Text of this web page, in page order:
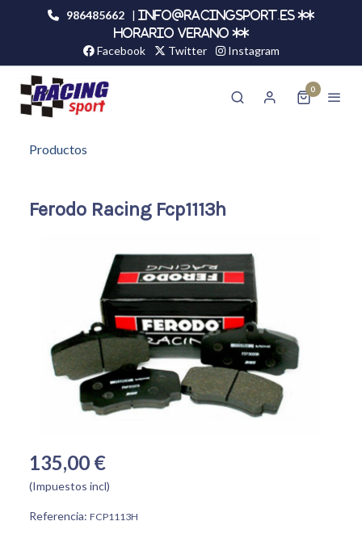
986485662 |
info@racingsport.es **
HORARIO VERANO **
Facebook Twitter Instagram
0
Productos
Ferodo Racing Fcp1113h
135,00 €
(Impuestos incl)
Referencia: FCP1113H